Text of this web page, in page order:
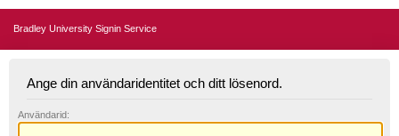
Bradley University Signin Service
Ange din användaridentitet och ditt lösenord.
Användarid: